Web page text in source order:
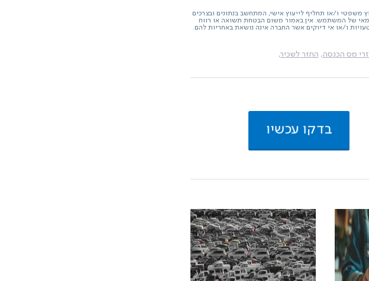
משפטי ו/או תחליף לייעוץ אישי, המתחשב בנתונים ובצרכים
של המשתמש. אין באמור משום הבטחת תשואה או רווח
ו/או אי דיוקים אשר החברה אינה נושאת באחריות להם.
מס הכנסה, החזר לשכיר,
בדקו עכשיו